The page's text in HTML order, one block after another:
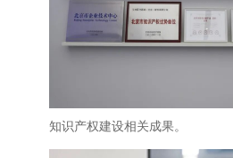
知识产权建设相关成果。